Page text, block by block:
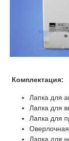
Комплектация:
Лапка для
Лапка для
Лапка для
Лапка для